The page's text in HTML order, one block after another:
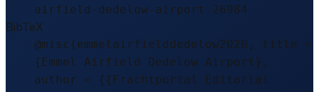
airfield-dedelow-airport-26984
BibTeX
@misc{emmelairfielddedelow2026, title =
{Emmel Airfield Dedelow Airport},
author = {{Frachtportal Editorial